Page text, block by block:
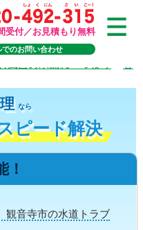
受付／お見積もり無料
でのお問い合わせ
風呂の水漏れ・つまり
なら
ピード解決
！
観音寺市の水道トラブ